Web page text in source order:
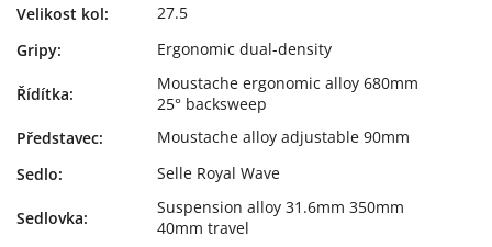
Velikost kol:
27.5
Gripy: Ergonomic dual-density
Řídítka:
Moustache ergonomic alloy 680mm
25° backsweep
Představec:
Moustache alloy adjustable 90mm
Sedlo: Selle Royal Wave
Sedlovka:
Suspension alloy 31.6mm 350mm
40mm travel